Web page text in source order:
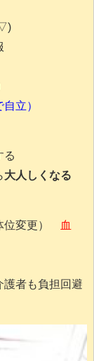
立）
る
大人しくなる
位変更）
血
者も負担回避